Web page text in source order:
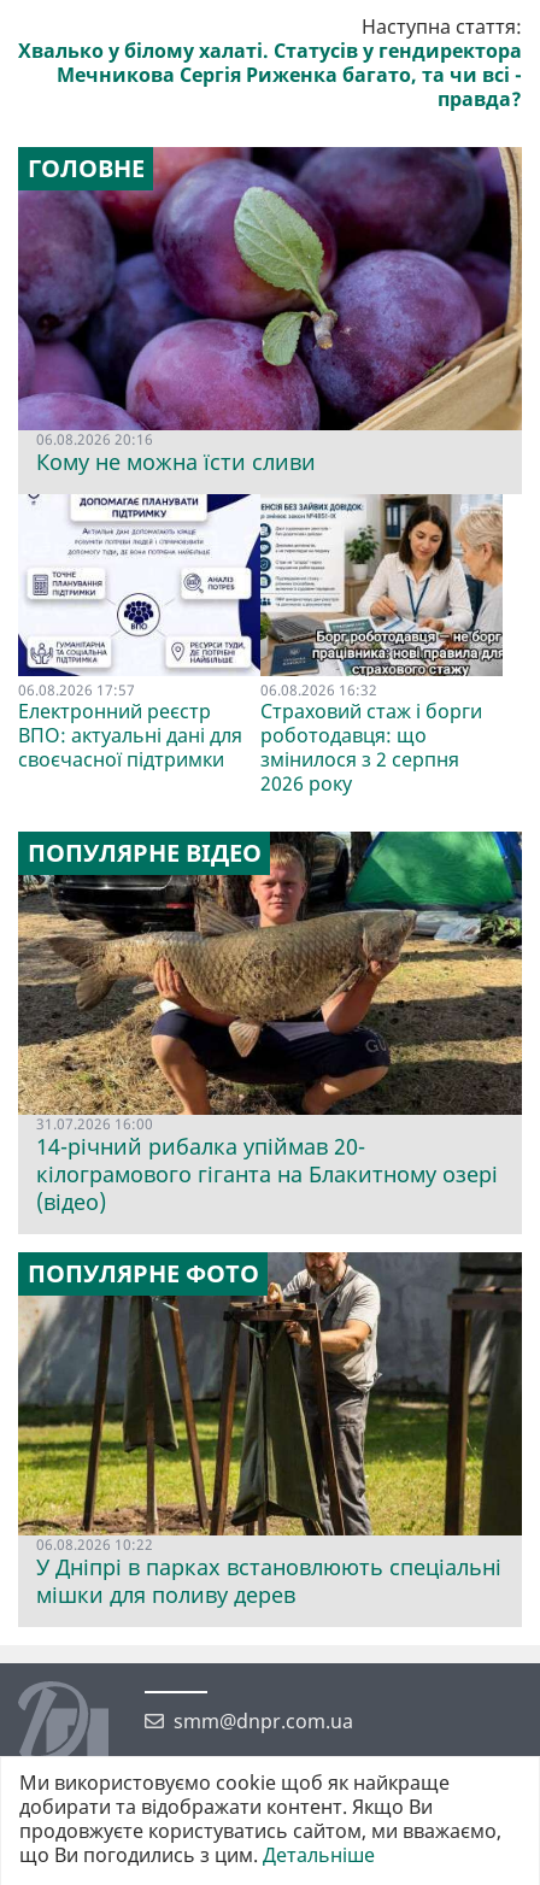
Наступна стаття:
Хвалько у білому халаті. Статусів у гендиректора
Мечникова Сергія Риженка багато, та чи всі -
правда?
ГОЛОВНЕ
06.08.2026 20:16
Кому не можна їсти сливи
06.08.2026 17:57
Електронний реєстр
ВПО: актуальні дані для
своєчасної підтримки
06.08.2026 16:32
Страховий стаж і борги
роботодавця: що
змінилося з 2 серпня
2026 року
ПОПУЛЯРНЕ ВІДЕО
31.07.2026 16:00
14-річний рибалка упіймав 20-
кілограмового гіганта на Блакитному озері
(відео)
ПОПУЛЯРНЕ ФОТО
06.08.2026 10:22
У Дніпрі в парках встановлюють спеціальні
мішки для поливу дерев
smm@dnpr.com.ua
©2026 https://dnpr.com.ua Дніпровська порадниця
Ми використовуємо cookie щоб як найкраще
добирати та відображати контент. Якщо Ви
продовжуєте користуватись сайтом, ми вважаємо,
що Ви погодились з цим. Детальніше